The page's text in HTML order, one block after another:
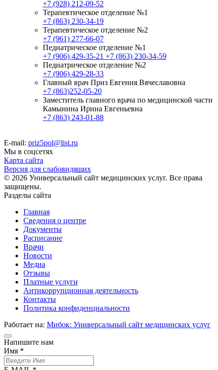
+7 (928) 212-09-52
Терапевтическое отделение №1
+7 (863) 230-34-19
Терапевтическое отделение №2
+7 (961) 277-66-07
Педиатрическое отделение №1
+7 (906) 429-35-21 +7 (863) 230-34-59
Педиатрическое отделение №2
+7 (906) 429-28-33
Главный врач Приз Евгения Вячеславовна
+7 (863)252-05-20
Заместитель главного врача по медицинской части
Камынина Ирина Евгеньевна
+7 (863) 243-01-88
E-mail: priz5pol@list.ru
Мы в соцсетях
Карта сайта
Версия для слабовидящих
© 2026 Универсальный сайт медицинских услуг. Все права
защищены.
Разделы сайта
Главная
Сведения о центре
Документы
Расписание
Врачи
Новости
Медиа
Отзывы
Платные услуги
Антикоррупционная деятельность
Контакты
Политика конфиденциальности
Работает на: Мибок: Универсальный сайт медицинских услуг
Напишите нам
Имя *